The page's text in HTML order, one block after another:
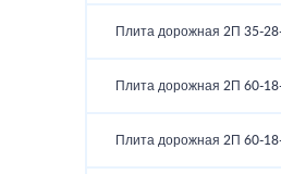
Плита дорожная 2П 35-
Плита дорожная 2П 60-
Плита дорожная 2П 60-